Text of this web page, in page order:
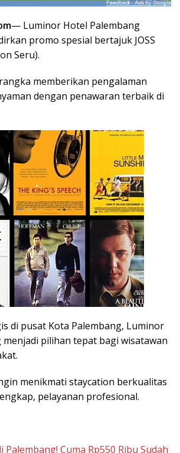
— Luminor Hotel Palembang
promo spesial bertajuk JOSS
Seru).
memberikan pengalaman
dengan penawaran terbaik di
di pusat Kota Palembang, Luminor
menjadi pilihan tepat bagi wisatawan
menikmati staycation berkualitas
pelayanan profesional.
Palembang! Cuma Rp550 Ribu Sudah